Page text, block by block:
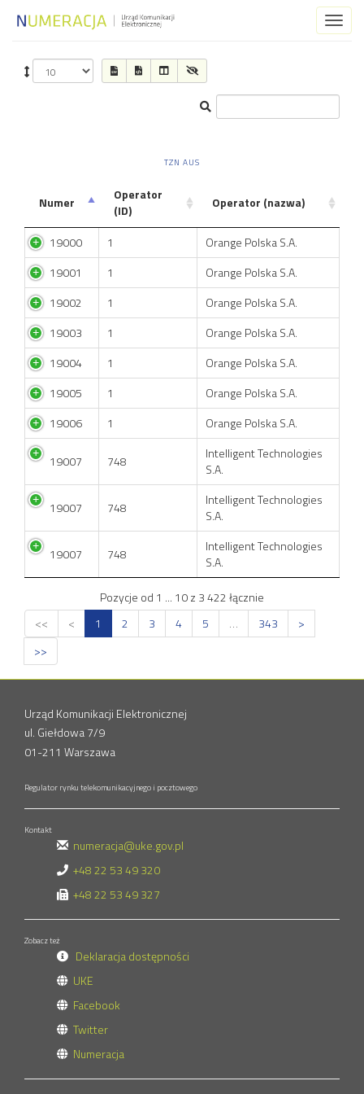
Toggle
TZN AUS
Numer
Operator
(ID)
Operator (nazwa)
19000 1
Orange Polska S.A.
19001
1
Orange Polska S.A.
19002
1
Orange Polska S.A.
19003
1
Orange Polska S.A.
19004
1
Orange Polska S.A.
19005
1
Orange Polska S.A.
19006
1 Orange Polska S.A.
19007 748
Intelligent Technologies
S.A.
19007 748
Intelligent Technologies
S.A.
19007 748
Intelligent Technologies
S.A.
Pozycje od 1 ... 10 z 3 422 łącznie
<<
< 1 2 3 4 5 … 343
>
>>
Urząd Komunikacji Elektronicznej
ul. Giełdowa 7/9
01-211 Warszawa
Regulator rynku telekomunikacyjnego i pocztowego
Kontakt
numeracja@uke.gov.pl
+48 22 53 49 320
+48 22 53 49 327
Zobacz też
Deklaracja dostępności
UKE
Facebook
Twitter
Numeracja